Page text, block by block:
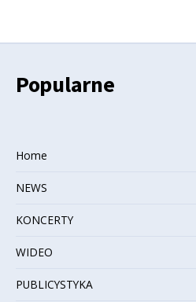
Popularne
Home
NEWS
KONCERTY
WIDEO
PUBLICYSTYKA